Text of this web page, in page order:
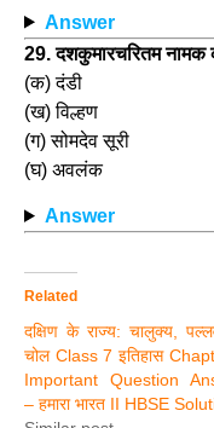
Answer
29. दशकुमारचरितम नामक
(क) दंडी
(ख) विल्हण
(ग) सोमदेव सूरी
(घ) अवलंक
Answer
Related
दक्षिण के राज्य: चालुक्य,
चोल Class 7 इतिहास
Important Question
– हमारा भारत II HBSE